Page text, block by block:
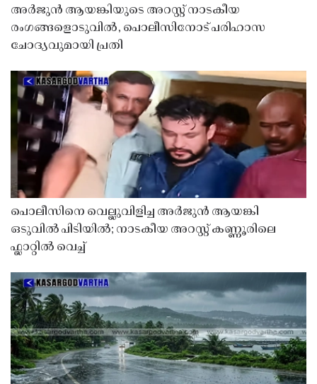
അർജുൻ ആയങ്കിയുടെ അറസ്റ്റ് നാടകീയ
രംഗങ്ങളൊടുവിൽ, പൊലീസിനോട് പരിഹാസ
ചോദ്യവുമായി പ്രതി
പൊലീസിനെ വെല്ലുവിളിച്ച അർജുൻ ആയങ്കി
ഒടുവിൽ പിടിയിൽ; നാടകീയ അറസ്റ്റ് കണ്ണൂരിലെ
ഫ്ലാറ്റിൽ വെച്ച്